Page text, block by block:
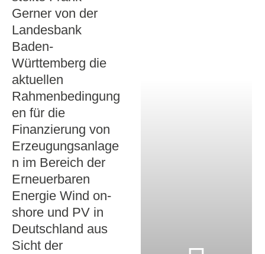
Gerner von der
Landesbank
Baden-
Württemberg die
aktuellen
Rahmenbedingung
en für die
Finanzierung von
Erzeugungsanlage
n im Bereich der
Erneuerbaren
Energie Wind on-
shore und PV in
Deutschland aus
Sicht der